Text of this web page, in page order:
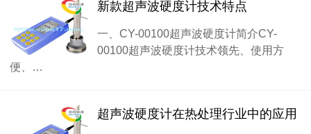
新款超声波硬度计技术特点
一、CY-00100超声波硬度计简介CY-
00100超声波硬度计技术领先、使用方
便、…
超声波硬度计在热处理行业中的应用